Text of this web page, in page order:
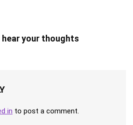
hear your thoughts
in to post a comment.